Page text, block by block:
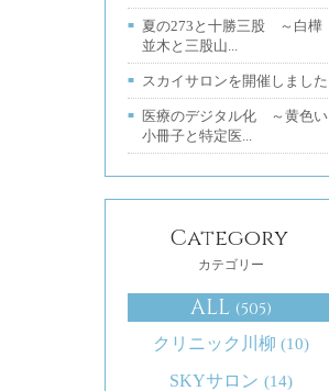
夏の273と十勝三股 ～白樺
並木と三股山...
スカイサロンを開催しました
医療のデジタル化 ～黄色い
小冊子と特定医...
Category
カテゴリー
ALL (505)
クリニック川柳 (10)
SKYサロン (14)